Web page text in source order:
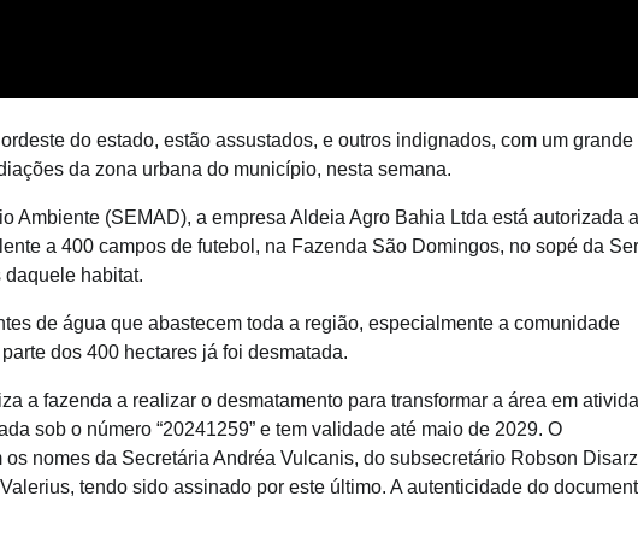
do estado, estão assustados, e outros indignados, com um grande
da zona urbana do município, nesta semana.
Ambiente (SEMAD), a empresa Aldeia Agro Bahia Ltda está autorizada a
a 400 campos de futebol, na Fazenda São Domingos, no sopé da
habitat.
de água que abastecem toda a região, especialmente a comunidade
dos 400 hectares já foi desmatada.
a fazenda a realizar o desmatamento para transformar a área em
sob o número “20241259” e tem validade até maio de 2029. O
nomes da Secretária Andréa Vulcanis, do subsecretário Robson
tendo sido assinado por este último. A autenticidade do